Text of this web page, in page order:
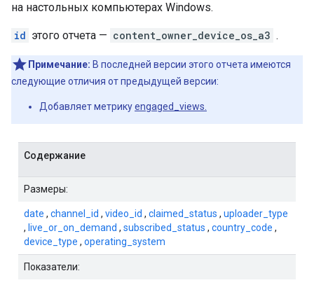
на настольных компьютерах Windows.
id этого отчета — content_owner_device_os_a3 .
Примечание: В последней версии этого отчета имеются
следующие отличия от предыдущей версии:
Добавляет метрикуengaged_views.
Содержание
Размеры:
date , channel_id , video_id , claimed_status , uploader_type
, live_or_on_demand , subscribed_status , country_code ,
device_type , operating_system
Показатели: